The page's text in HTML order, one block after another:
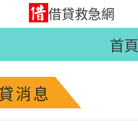
借貸救急網
首頁
消息